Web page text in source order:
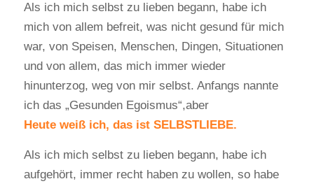
Als ich mich selbst zu lieben begann, habe ich
mich von allem befreit, was nicht gesund für mich
war, von Speisen, Menschen, Dingen, Situationen
und von allem, das mich immer wieder
hinunterzog, weg von mir selbst. Anfangs nannte
ich das „Gesunden Egoismus“,aber
Heute weiß ich, das ist SELBSTLIEBE.
Als ich mich selbst zu lieben begann, habe ich
aufgehört, immer recht haben zu wollen, so habe